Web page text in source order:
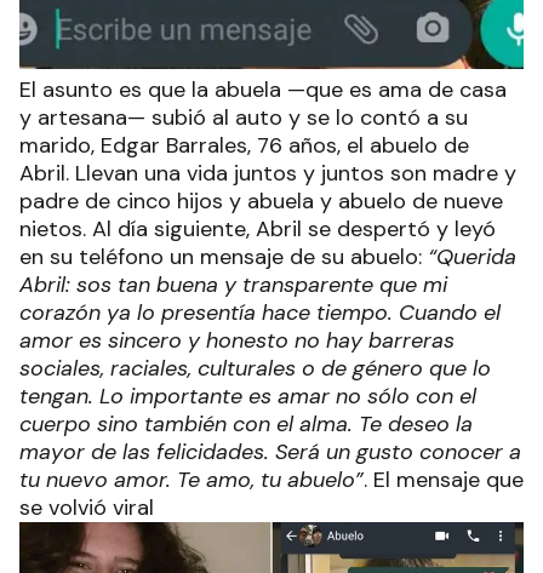
El asunto es que la abuela —que es ama de casa
y artesana— subió al auto y se lo contó a su
marido, Edgar Barrales, 76 años, el abuelo de
Abril. Llevan una vida juntos y juntos son madre y
padre de cinco hijos y abuela y abuelo de nueve
nietos. Al día siguiente, Abril se despertó y leyó
en su teléfono un mensaje de su abuelo: “Querida
Abril: sos tan buena y transparente que mi
corazón ya lo presentía hace tiempo. Cuando el
amor es sincero y honesto no hay barreras
sociales, raciales, culturales o de género que lo
tengan. Lo importante es amar no sólo con el
cuerpo sino también con el alma. Te deseo la
mayor de las felicidades. Será un gusto conocer a
tu nuevo amor. Te amo, tu abuelo”. El mensaje que
se volvió viral